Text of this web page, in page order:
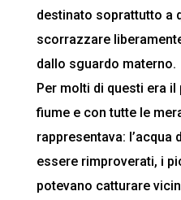
destinato soprattutto a
scorrazzare
dallo sguardo materno.
Per molti di questi era
fiume e con tutte le
rappresentava: l’acqua
essere rimproverati, i
potevano catturare